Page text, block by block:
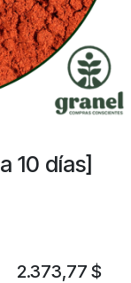
10 días]
2.373,77 $